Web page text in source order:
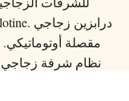
مقصلة
نظام شرفة زجاجي